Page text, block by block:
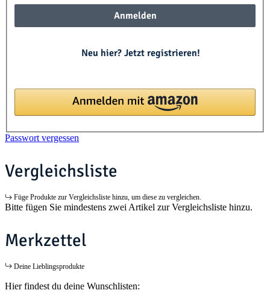
Anmelden
Neu hier? Jetzt registrieren!
Passwort vergessen
Vergleichsliste
Füge Produkte zur Vergleichsliste hinzu, um diese zu vergleichen.
Bitte fügen Sie mindestens zwei Artikel zur Vergleichsliste hinzu.
Merkzettel
Deine Lieblingsprodukte
Hier findest du deine Wunschlisten: